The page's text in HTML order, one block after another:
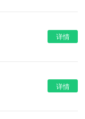
详情
详情